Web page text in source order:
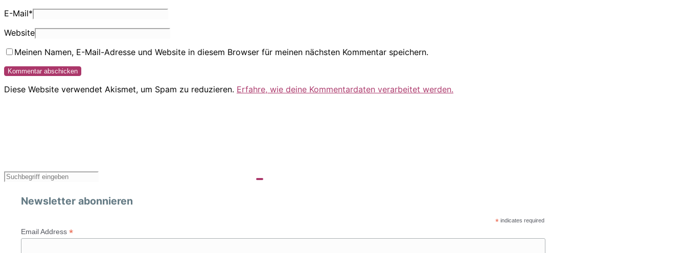
E-Mail*
Website
Meinen Namen, E-Mail-Adresse und Website in diesem Browser für meinen nächsten Kommentar speichern.
Diese Website verwendet Akismet, um Spam zu reduzieren. Erfahre, wie deine Kommentardaten verarbeitet werden.
Newsletter abonnieren
* indicates required
Email Address *